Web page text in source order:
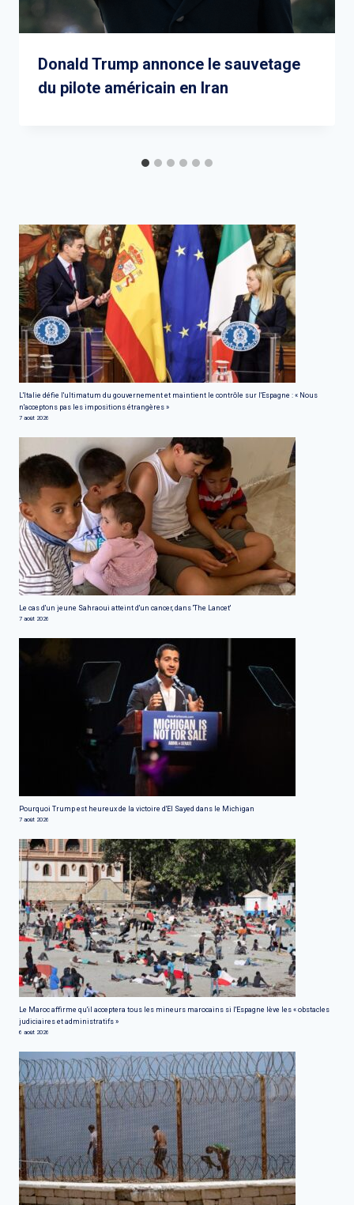
Donald Trump annonce le sauvetage
du pilote américain en Iran
L'Italie défie l'ultimatum du gouvernement et maintient le contrôle sur l'Espagne : « Nous
n'acceptons pas les impositions étrangères »
7 août 2026
Le cas d'un jeune Sahraoui atteint d'un cancer, dans 'The Lancet'
7 août 2026
Pourquoi Trump est heureux de la victoire d'El Sayed dans le Michigan
7 août 2026
Le Maroc affirme qu'il acceptera tous les mineurs marocains si l'Espagne lève les « obstacles
judiciaires et administratifs »
6 août 2026